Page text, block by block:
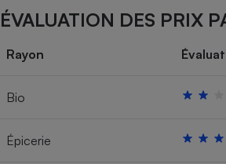
ÉVALUATION DES PRIX
Rayon
Bio
Épicerie